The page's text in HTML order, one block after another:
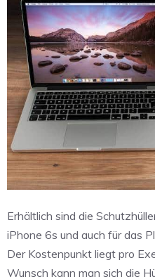
Erhältlich sind die
iPhone 6s und auch für das
Der Kostenpunkt liegt pro
Wunsch kann man sich die